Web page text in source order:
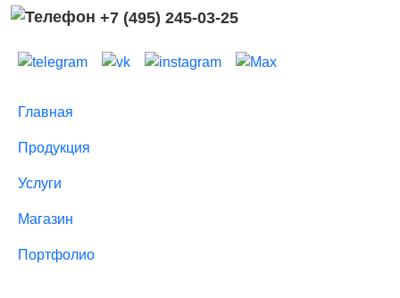
+7 (495) 245-03-25
Главная
Продукция
Услуги
Магазин
Портфолио